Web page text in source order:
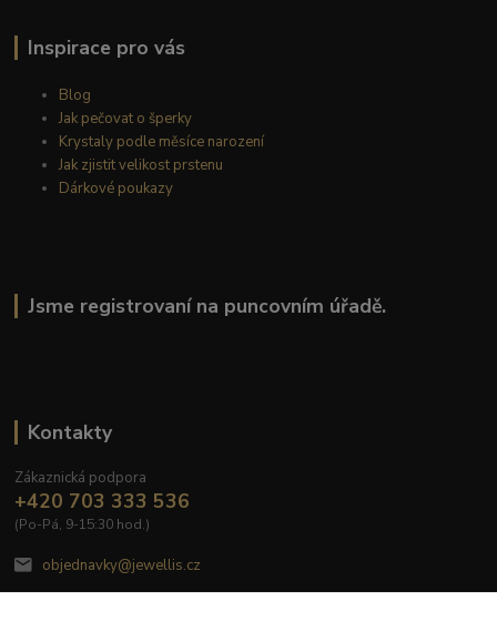
Inspirace pro vás
Blog
Jak pečovat o šperky
Krystaly podle měsíce narození
Jak zjistit velikost prstenu
Dárkové poukazy
Jsme registrovaní na puncovním úřadě.
Kontakty
Zákaznická podpora
+420 703 333 536
(Po-Pá, 9-15:30 hod.)
objednavky@jewellis.cz